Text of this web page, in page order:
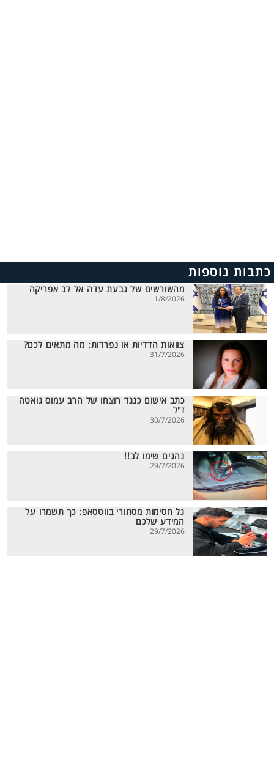
כתבות נוספות
מהשורשים של גבעת עדה אל לב אפריקה
1/8/2026
צוואות הדדיות או נפרדות: מה מתאים לכם?
31/7/2026
כתב אישום כנגד רוצחו של הרב עמוס גואטה
ז"ל
30/7/2026
נהגים שימו לב!!
29/7/2026
גל חסימות מסתורי בווטסאפ: כך תשמרו על
המידע שלכם
29/7/2026